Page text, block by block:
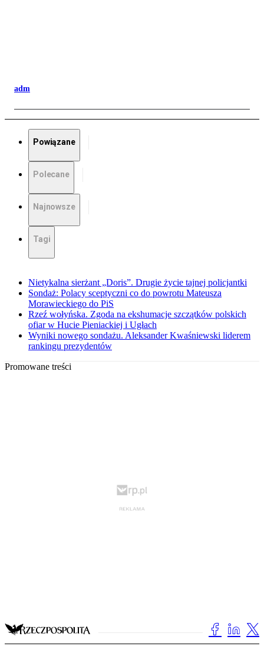
adm
Powiązane
Polecane
Najnowsze
Tagi
Nietykalna sierżant „Doris”. Drugie życie tajnej policjantki
Sondaż: Polacy sceptyczni co do powrotu Mateusza
Morawieckiego do PiS
Rzeź wołyńska. Zgoda na ekshumacje szczątków polskich
ofiar w Hucie Pieniackiej i Ugłach
Wyniki nowego sondażu. Aleksander Kwaśniewski liderem
rankingu prezydentów
Promowane treści